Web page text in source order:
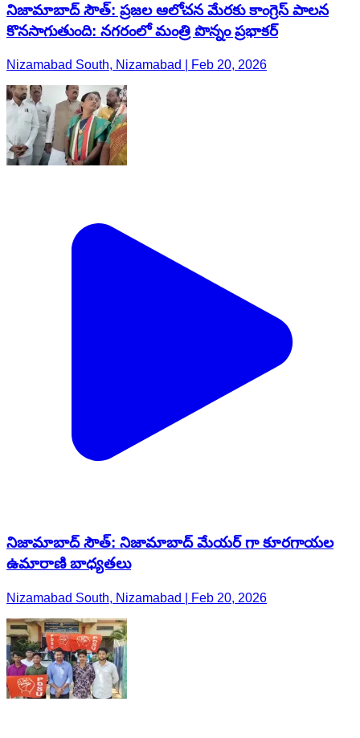
నిజామాబాద్ సౌత్: ప్రజల ఆలోచన మేరకు కాంగ్రెస్ పాలన
కొనసాగుతుంది: నగరంలో మంత్రి పొన్నం ప్రభాకర్
Nizamabad South, Nizamabad | Feb 20, 2026
నిజామాబాద్ సౌత్: నిజామాబాద్ మేయర్ గా కూరగాయల
ఉమారాణి బాధ్యతలు
Nizamabad South, Nizamabad | Feb 20, 2026